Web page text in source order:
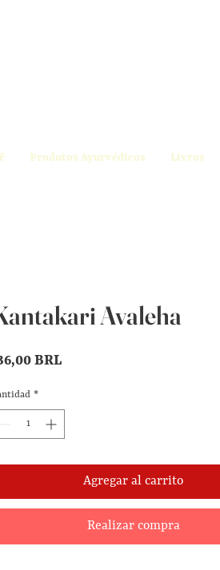
Produtos Ayurvédicos Livros
Avaleha
BRLPrecio
*
Agregar al carrito
Realizar compra